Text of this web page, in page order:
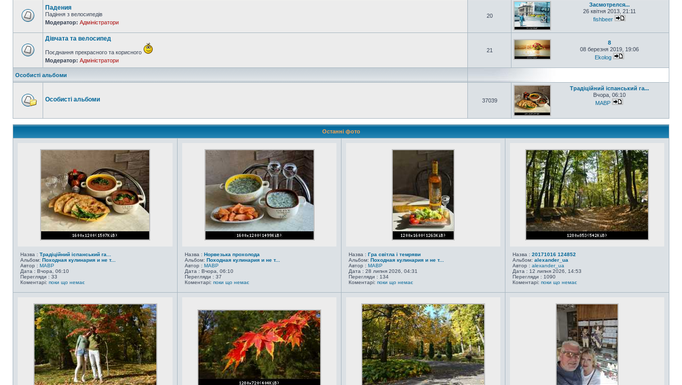
Падения
Падіння з велосипедів
Модератор: Адміністратори
20
Засмотрелся...
26 квітня 2013, 21:11
fishbeer
Дівчата та велосипед
Поєднання прекрасного та корисного
Модератор: Адміністратори
21
8
08 березня 2019, 19:06
Ekolog
Особисті альбоми
Особисті альбоми 37039
Традіційний іспанський га...
Вчора, 06:10
MABP
Останні фото
Назва : Традіційний іспанський га...
Альбом: Походная кулинария и не т...
Автор : MABP
Дата : Вчора, 06:10
Перегляди : 33
Коментарі: поки що немає
Назва : Норвезька прохолода
Альбом: Походная кулинария и не т...
Автор : MABP
Дата : Вчора, 06:10
Перегляди : 37
Коментарі: поки що немає
Назва : Гра світла і темряви
Альбом: Походная кулинария и не т...
Автор : MABP
Дата : 28 липня 2026, 04:31
Перегляди : 134
Коментарі: поки що немає
Назва : 20171016 124852
Альбом: alexander_ua
Автор : alexander_ua
Дата : 12 липня 2026, 14:53
Перегляди : 1090
Коментарі: поки що немає